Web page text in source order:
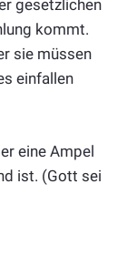
gesetzlichen
kommt.
sie müssen
einfallen
eine Ampel
ist. (Gott sei